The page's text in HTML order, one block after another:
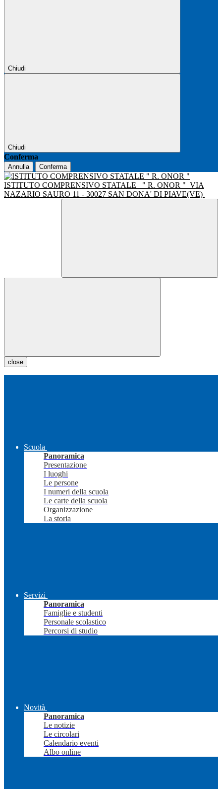
Chiudi
Chiudi
Conferma
Annulla Conferma
ISTITUTO COMPRENSIVO STATALE " R. ONOR " VIA
NAZARIO SAURO 11 - 30027 SAN DONA' DI PIAVE(VE)
close
Scuola
Panoramica
Presentazione
I luoghi
Le persone
I numeri della scuola
Le carte della scuola
Organizzazione
La storia
Servizi
Panoramica
Famiglie e studenti
Personale scolastico
Percorsi di studio
Novità
Panoramica
Le notizie
Le circolari
Calendario eventi
Albo online